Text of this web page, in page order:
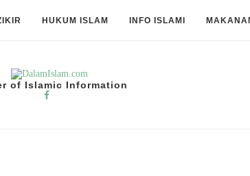
HUKUM ISLAM INFO ISLAMI
of Islamic Information